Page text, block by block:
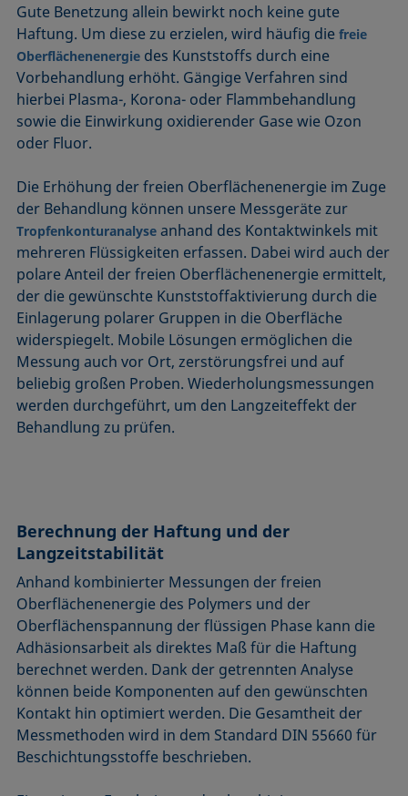
Gute Benetzung allein bewirkt noch keine gute
Haftung. Um diese zu erzielen, wird häufig diefreie
Oberflächenenergie des Kunststoffs durch eine
Vorbehandlung erhöht. Gängige Verfahren sind
hierbei Plasma-, Korona- oder Flammbehandlung
sowie die Einwirkung oxidierender Gase wie Ozon
oder Fluor.
Die Erhöhung der freien Oberflächenenergie im Zuge
der Behandlung können unsere Messgeräte zur
Tropfenkonturanalyse anhand des Kontaktwinkels mit
mehreren Flüssigkeiten erfassen. Dabei wird auch der
polare Anteil der freien Oberflächenenergie ermittelt,
der die gewünschte Kunststoffaktivierung durch die
Einlagerung polarer Gruppen in die Oberfläche
widerspiegelt. Mobile Lösungen ermöglichen die
Messung auch vor Ort, zerstörungsfrei und auf
beliebig großen Proben. Wiederholungsmessungen
werden durchgeführt, um den Langzeiteffekt der
Behandlung zu prüfen.
Berechnung der Haftung und der
Langzeitstabilität
Anhand kombinierter Messungen der freien
Oberflächenenergie des Polymers und der
Oberflächenspannung der flüssigen Phase kann die
Adhäsionsarbeit als direktes Maß für die Haftung
berechnet werden. Dank der getrennten Analyse
können beide Komponenten auf den gewünschten
Kontakt hin optimiert werden. Die Gesamtheit der
Messmethoden wird in dem Standard DIN 55660 für
Beschichtungsstoffe beschrieben.